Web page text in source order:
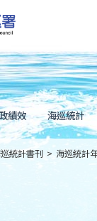
績效 海巡統計
統計書刊 > 海巡統計